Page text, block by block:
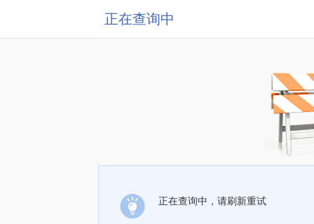
正在查询中
正在查询中，请刷新重试